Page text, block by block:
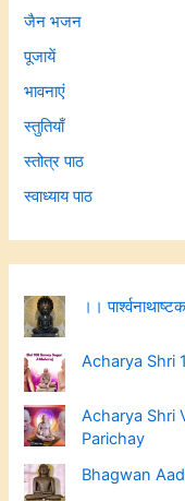
जैन भजन
पूजायें
भावनाएं
स्तुतियाँ
स्तोत्र पाठ
स्वाध्याय पाठ
।।
Acharya Shri
Acharya Shri
Parichay
Bhagwan